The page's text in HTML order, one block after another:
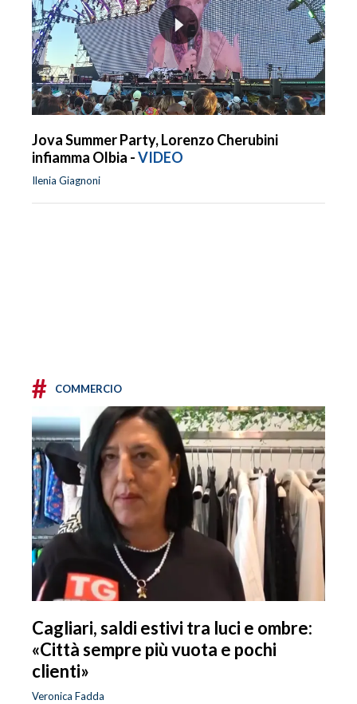
Jova Summer Party, Lorenzo Cherubini
infiamma Olbia -VIDEO
Ilenia Giagnoni
# COMMERCIO
Cagliari, saldi estivi tra luci e ombre:
«Città sempre più vuota e pochi
clienti»
Veronica Fadda